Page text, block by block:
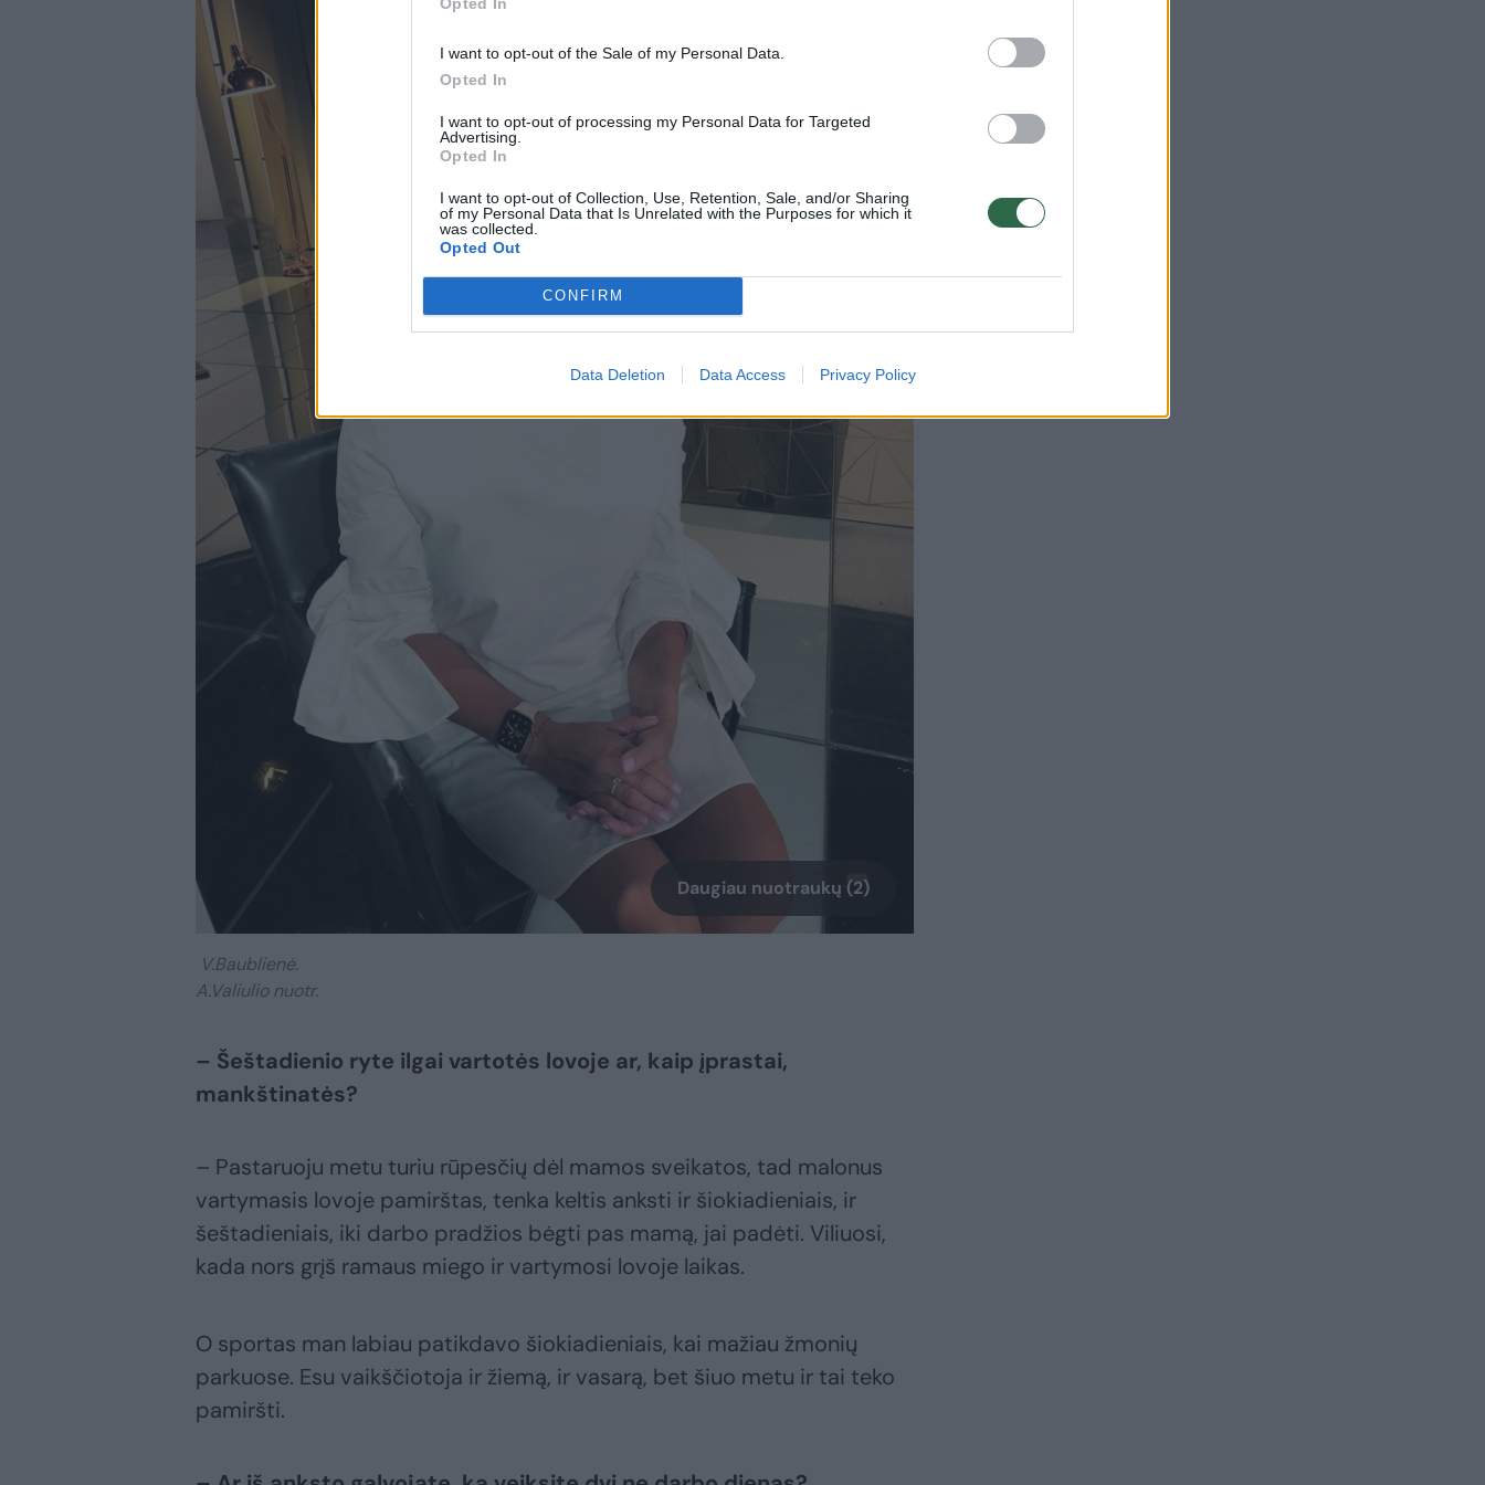
I want to opt-out of the Sale of my Personal Data.
Opted In
I want to opt-out of processing my Personal Data for Targeted
Advertising.
Opted In
I want to opt-out of Collection, Use, Retention, Sale, and/or Sharing
of my Personal Data that Is Unrelated with the Purposes for which it
was collected.
Opted Out
CONFIRM
Data Deletion Data Access Privacy Policy
Daugiau nuotraukų (2)
V.Baublienė.
A.Valiulio nuotr.
– Šeštadienio ryte ilgai vartotės lovoje ar, kaip įprastai,
mankštinatės?
– Pastaruoju metu turiu rūpesčių dėl mamos sveikatos, tad malonus
vartymasis lovoje pamirštas, tenka keltis anksti ir šiokiadieniais, ir
šeštadieniais, iki darbo pradžios bėgti pas mamą, jai padėti. Viliuosi,
kada nors grįš ramaus miego ir vartymosi lovoje laikas.
O sportas man labiau patikdavo šiokiadieniais, kai mažiau žmonių
parkuose. Esu vaikščiotoja ir žiemą, ir vasarą, bet šiuo metu ir tai teko
pamiršti.